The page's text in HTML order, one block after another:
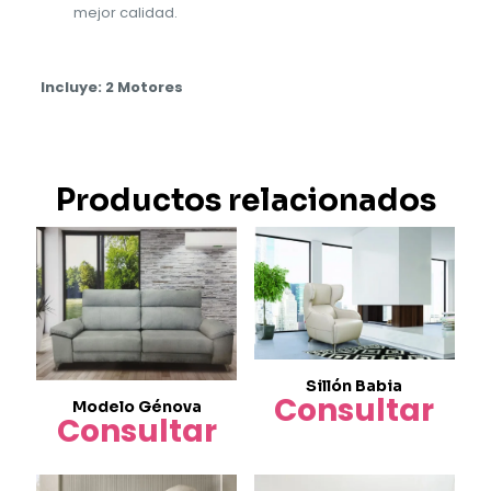
mejor calidad.
Incluye: 2 Motores
Productos relacionados
Modelo Génova
Consultar
Sillón Babia
Consultar